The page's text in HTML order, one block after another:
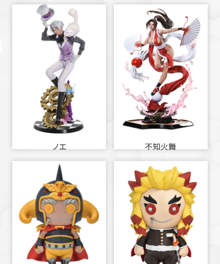
ノエ 不知火舞